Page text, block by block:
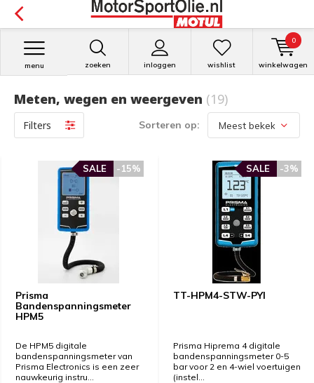
zoeken inloggen
menu wishlist winkelwagen
0
Meten, wegen en weergeven (19)
Filters Sorteren op:
Prisma
Bandenspanningsmeter
HPM5
-15%
SALE
De HPM5 digitale
bandenspanningsmeter van
Prisma Electronics is een zeer
nauwkeurig instru...
TT-HPM4-STW-PYI
-3%
SALE
Prisma Hiprema 4 digitale
bandenspanningsmeter 0-5
bar voor 2 en 4-wiel voertuigen
(instel...